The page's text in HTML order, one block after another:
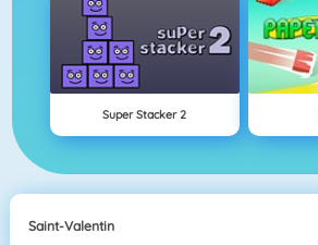
Super Stacker 2
Saint-Valentin